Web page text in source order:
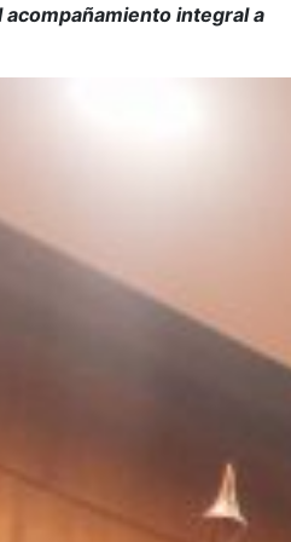
integral a